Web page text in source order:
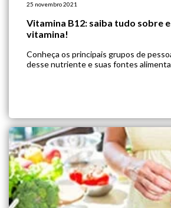
25 novembro 2021
Vitamina B12: saiba tudo sobre
vitamina!
Conheça os principais grupos de
desse nutriente e suas fontes